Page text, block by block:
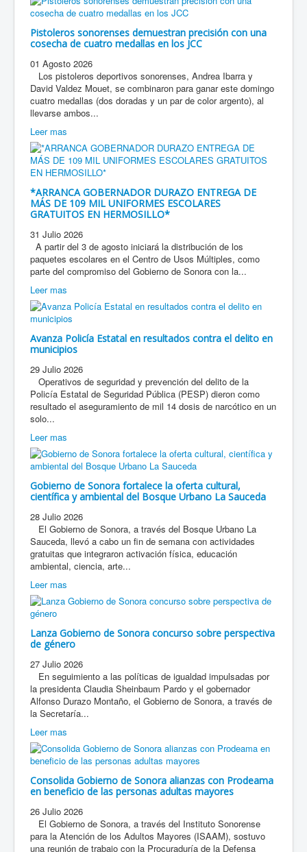
Pistoleros sonorenses demuestran precisión con una
cosecha de cuatro medallas en los JCC
01 Agosto 2026
Los pistoleros deportivos sonorenses, Andrea Ibarra y
David Valdez Mouet, se combinaron para ganar este domingo
cuatro medallas (dos doradas y un par de color argento), al
llevarse ambos...
Leer mas
*ARRANCA GOBERNADOR DURAZO ENTREGA DE
MÁS DE 109 MIL UNIFORMES ESCOLARES
GRATUITOS EN HERMOSILLO*
31 Julio 2026
A partir del 3 de agosto iniciará la distribución de los
paquetes escolares en el Centro de Usos Múltiples, como
parte del compromiso del Gobierno de Sonora con la...
Leer mas
Avanza Policía Estatal en resultados contra el delito en
municipios
29 Julio 2026
Operativos de seguridad y prevención del delito de la
Policía Estatal de Seguridad Pública (PESP) dieron como
resultado el aseguramiento de mil 14 dosis de narcótico en un
solo...
Leer mas
Gobierno de Sonora fortalece la oferta cultural,
científica y ambiental del Bosque Urbano La Sauceda
28 Julio 2026
El Gobierno de Sonora, a través del Bosque Urbano La
Sauceda, llevó a cabo un fin de semana con actividades
gratuitas que integraron activación física, educación
ambiental, ciencia, arte...
Leer mas
Lanza Gobierno de Sonora concurso sobre perspectiva
de género
27 Julio 2026
En seguimiento a las políticas de igualdad impulsadas por
la presidenta Claudia Sheinbaum Pardo y el gobernador
Alfonso Durazo Montaño, el Gobierno de Sonora, a través de
la Secretaría...
Leer mas
Consolida Gobierno de Sonora alianzas con Prodeama
en beneficio de las personas adultas mayores
26 Julio 2026
El Gobierno de Sonora, a través del Instituto Sonorense
para la Atención de los Adultos Mayores (ISAAM), sostuvo
una reunión de trabajo con la Procuraduría de la Defensa